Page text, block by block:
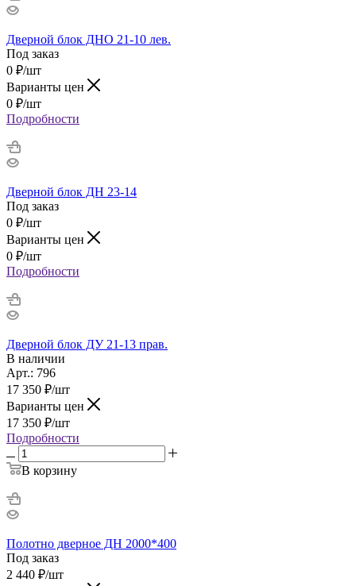
Дверной блок ДНО 21-10 лев.
Под заказ
0 ₽/шт
Варианты цен
0 ₽/шт
Подробности
Дверной блок ДН 23-14
Под заказ
0 ₽/шт
Варианты цен
0 ₽/шт
Подробности
Дверной блок ДУ 21-13 прав.
В наличии
Арт.: 796
17 350 ₽/шт
Варианты цен
17 350 ₽/шт
Подробности
В корзину
Полотно дверное ДН 2000*400
Под заказ
2 440 ₽/шт